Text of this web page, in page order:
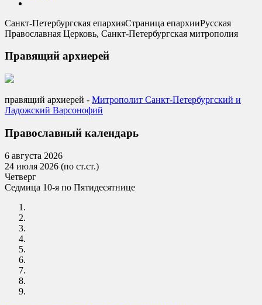
Санкт-Петербургская епархияСтраница епархииРусская
Православная Церковь, Санкт-Петербургская митрополия
Правящий архиерей
правящий архиерей - Mитрополит Санкт-Петербургский и
Ладожский Варсонофий
Православный календарь
6 августа 2026
24 июля 2026 (по ст.ст.)
Четверг
Седмица 10-я по Пятидесятнице